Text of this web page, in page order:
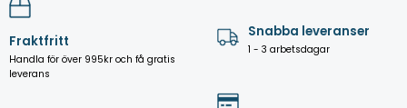
Fraktfritt
Handla för över 995kr och få gratis
leverans
Snabba leveranser
1 - 3 arbetsdagar